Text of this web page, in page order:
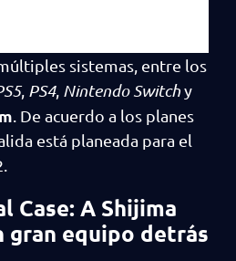
sistemas, entre los
, PS4, Nintendo Switchy
. De acuerdo a los planes
está planeada para el
Case: A Shijima
gran equipo detrás